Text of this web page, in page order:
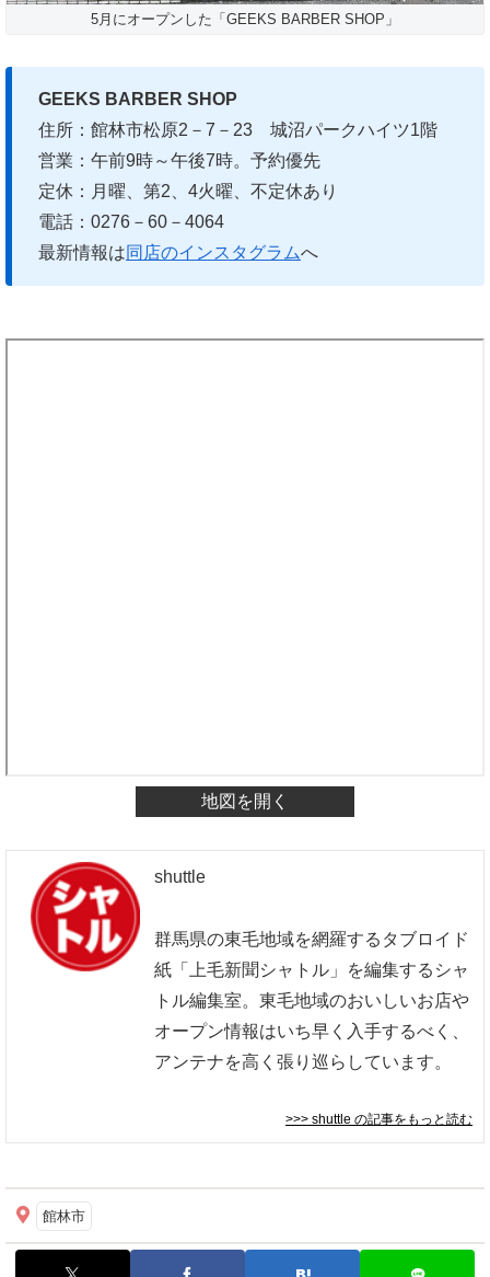
5月にオープンした「GEEKS BARBER SHOP」
GEEKS BARBER SHOP
住所：館林市松原2－7－23 城沼パークハイツ1階
営業：午前9時～午後7時。予約優先
定休：月曜、第2、4火曜、不定休あり
電話：0276－60－4064
最新情報は同店のインスタグラムへ
地図を開く
shuttle
群馬県の東毛地域を網羅するタブロイド
紙「上毛新聞シャトル」を編集するシャ
トル編集室。東毛地域のおいしいお店や
オープン情報はいち早く入手するべく、
アンテナを高く張り巡らしています。
>>> shuttle の記事をもっと読む
館林市